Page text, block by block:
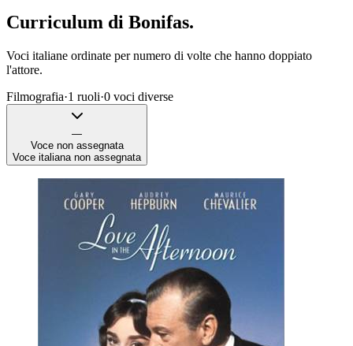
Curriculum di Bonifas.
Voci italiane ordinate per numero di volte che hanno doppiato
l'attore.
Filmografia·1 ruoli·0 voci diverse
—
Voce non assegnata
Voce italiana non assegnata